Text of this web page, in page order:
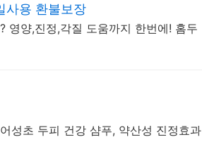
사용 환불보장
영양,진정,각질 도움까지 한번에! 홈두
성초 두피 건강 샴푸, 약산성 진정효과